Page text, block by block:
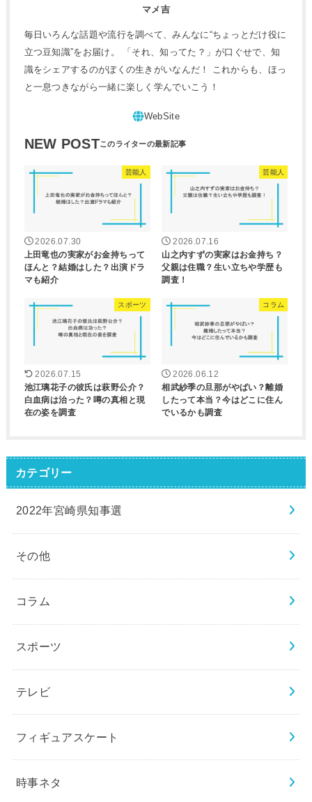
マメ吉
毎日いろんな話題や流行を調べて、みんなに“ちょっとだけ役に
立つ豆知識”をお届け。 「それ、知ってた？」が口ぐせで、知
識をシェアするのがぼくの生きがいなんだ！ これからも、ほっ
と一息つきながら一緒に楽しく学んでいこう！
NEW POST
芸能人
2026.07.30
上田竜也の実家がお金持ちって
ほんと？結婚はした？出演ドラ
マも紹介
芸能人
2026.07.16
山之内すずの実家はお金持ち？
父親は住職？生い立ちや学歴も
調査！
スポーツ
2026.07.15
池江璃花子の彼氏は萩野公介？
白血病は治った？噂の真相と現
在の姿を調査
コラム
2026.06.12
相武紗季の旦那がやばい？離婚
したって本当？今はどこに住ん
でいるかも調査
カテゴリー
2022年宮崎県知事選
その他
コラム
スポーツ
テレビ
フィギュアスケート
時事ネタ